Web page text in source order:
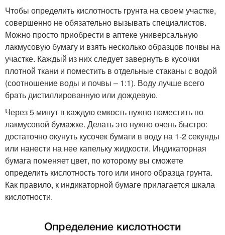
Чтобы определить кислотность грунта на своем участке,
совершенно не обязательно вызывать специалистов.
Можно просто приобрести в аптеке универсальную
лакмусовую бумагу и взять несколько образцов почвы на
участке. Каждый из них следует завернуть в кусочки
плотной ткани и поместить в отдельные стаканы с водой
(соотношение воды и почвы – 1:1). Воду лучше всего
брать дистиллированную или дождевую.
Через 5 минут в каждую емкость нужно поместить по
лакмусовой бумажке. Делать это нужно очень быстро:
достаточно окунуть кусочек бумаги в воду на 1-2 секунды
или нанести на нее капельку жидкости. Индикаторная
бумага поменяет цвет, по которому вы сможете
определить кислотность того или иного образца грунта.
Как правило, к индикаторной бумаге прилагается шкала
кислотности.